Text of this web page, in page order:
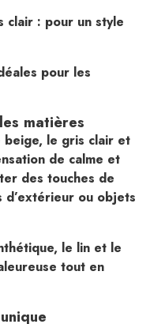
clair : pour un style
pour les
matières
beige, le gris clair et
de calme et
des touches de
d’extérieur ou objets
le lin et le
tout en